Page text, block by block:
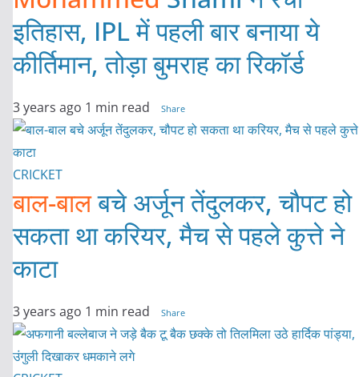
इतिहास, IPL में पहली बार बनाया ये
कीर्तिमान, तोड़ा बुमराह का रिकॉर्ड
3 years ago 1 min read Share
CRICKET
बाल-बालबचे अर्जून तेंदुलकर, चौपट हो
सकता था करियर, मैच से पहले कुत्ते ने
काटा
3 years ago 1 min read Share